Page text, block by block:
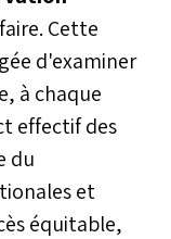
Cette
d'examiner
à chaque
effectif des
du
et
équitable,